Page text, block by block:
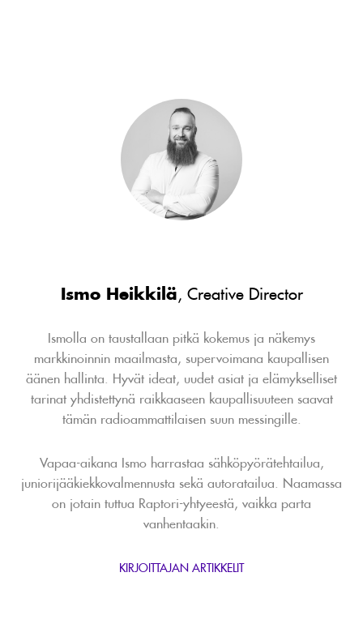
Ismo Heikkilä, Creative Director
Ismolla on taustallaan pitkä kokemus ja näkemys
markkinoinnin maailmasta, supervoimana kaupallisen
äänen hallinta. Hyvät ideat, uudet asiat ja elämykselliset
tarinat yhdistettynä raikkaaseen kaupallisuuteen saavat
tämän radioammattilaisen suun messingille.
Vapaa-aikana Ismo harrastaa sähköpyörätehtailua,
juniorijääkiekkovalmennusta sekä autoratailua. Naamassa
on jotain tuttua Raptori-yhtyeestä, vaikka parta
vanhentaakin.
KIRJOITTAJAN ARTIKKELIT